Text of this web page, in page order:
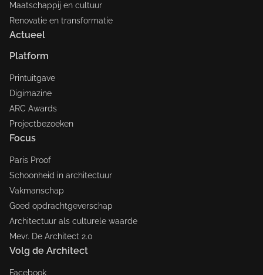
Maatschappij en cultuur
Renovatie en transformatie
Actueel
Platform
Printuitgave
Digimazine
ARC Awards
Projectbezoeken
Focus
Paris Proof
Schoonheid in architectuur
Vakmanschap
Goed opdrachtgeverschap
Architectuur als culturele waarde
Mevr. De Architect 2.0
Volg de Architect
Facebook